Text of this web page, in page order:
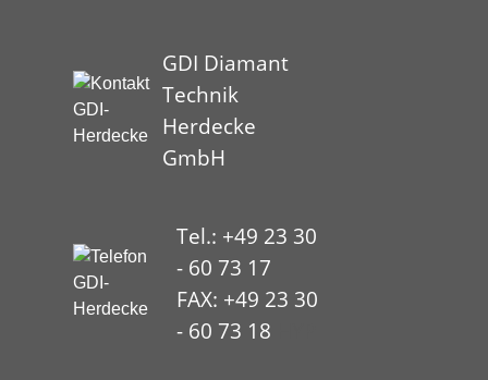
GDI Diamant
Technik
Herdecke
GmbH
Tel.: +49 23 30
- 60 73 17
FAX: +49 23 30
- 60 73 18